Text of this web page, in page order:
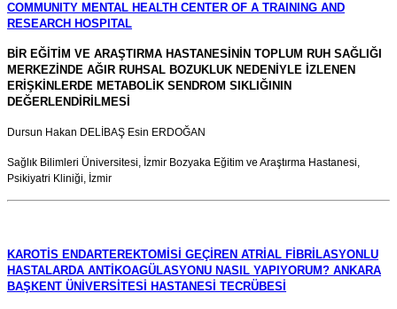
COMMUNITY MENTAL HEALTH CENTER OF A TRAINING AND
RESEARCH HOSPITAL
BİR EĞİTİM VE ARAŞTIRMA HASTANESİNİN TOPLUM RUH SAĞLIĞI
MERKEZİNDE AĞIR RUHSAL BOZUKLUK NEDENİYLE İZLENEN
ERİŞKİNLERDE METABOLİK SENDROM SIKLIĞININ
DEĞERLENDİRİLMESİ
Dursun Hakan DELİBAŞ Esin ERDOĞAN
Sağlık Bilimleri Üniversitesi, İzmir Bozyaka Eğitim ve Araştırma Hastanesi,
Psikiyatri Kliniği, İzmir
KAROTİS ENDARTEREKTOMİSİ GEÇİREN ATRİAL FİBRİLASYONLU
HASTALARDA ANTİKOAGÜLASYONU NASIL YAPIYORUM? ANKARA
BAŞKENT ÜNİVERSİTESİ HASTANESİ TECRÜBESİ